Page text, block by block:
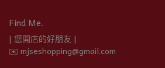
Find Me.
| 您開店的好朋友 |
✉️ mjseshopping@gmail.com